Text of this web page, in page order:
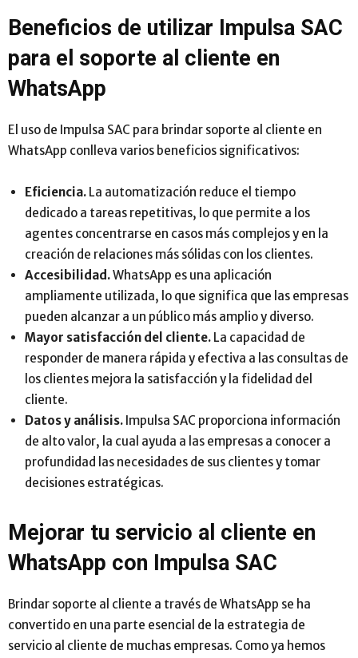
Beneficios de utilizar Impulsa SAC
para el soporte al cliente en
WhatsApp
El uso de Impulsa SAC para brindar soporte al cliente en
WhatsApp conlleva varios beneficios significativos:
Eficiencia. La automatización reduce el tiempo
dedicado a tareas repetitivas, lo que permite a los
agentes concentrarse en casos más complejos y en la
creación de relaciones más sólidas con los clientes.
Accesibilidad.WhatsApp es una aplicación
ampliamente utilizada, lo que significa que las empresas
pueden alcanzar a un público más amplio y diverso.
Mayor satisfacción del cliente. La capacidad de
responder de manera rápida y efectiva a las consultas de
los clientes mejora la satisfacción y la fidelidad del
cliente.
Datos y análisis. Impulsa SAC proporciona información
de alto valor, la cual ayuda a las empresas a conocer a
profundidad las necesidades de sus clientes y tomar
decisiones estratégicas.
Mejorar tu servicio al cliente en
WhatsApp con Impulsa SAC
Brindar soporte al cliente a través de WhatsApp se ha
convertido en una parte esencial de la estrategia de
servicio al cliente de muchas empresas. Como ya hemos